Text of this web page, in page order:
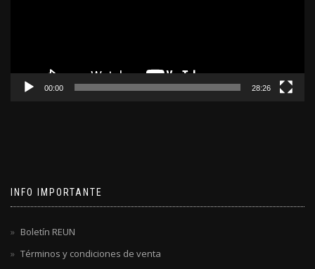
00:00 28:26
INFO IMPORTANTE
Boletín REUN
Términos y condiciones de venta